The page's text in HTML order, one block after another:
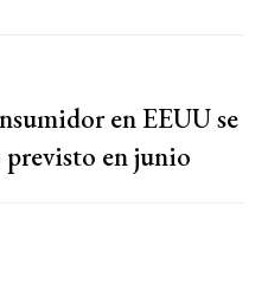
en EEUU se
previsto en junio